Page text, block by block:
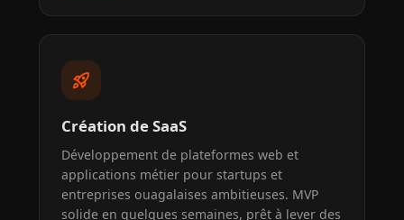
rocket_launch
Création de SaaS
Développement de plateformes web et
applications métier pour startups et
entreprises ouagalaises ambitieuses. MVP
solide en quelques semaines, prêt à lever des